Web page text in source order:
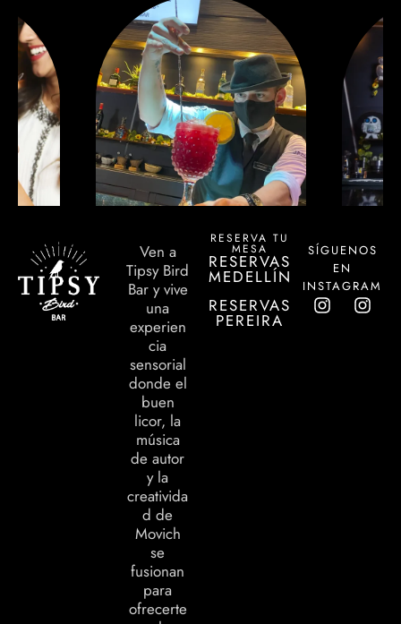
Ven a
Tipsy Bird
Bar y vive
una
experien
cia
sensorial
donde el
buen
licor, la
música
de autor
y la
creativida
d de
Movich
se
fusionan
para
ofrecerte
RESERVA TU
MESA
RESERVAS
MEDELLÍN
RESERVAS
PEREIRA
SÍGUENOS
EN
INSTAGRAM